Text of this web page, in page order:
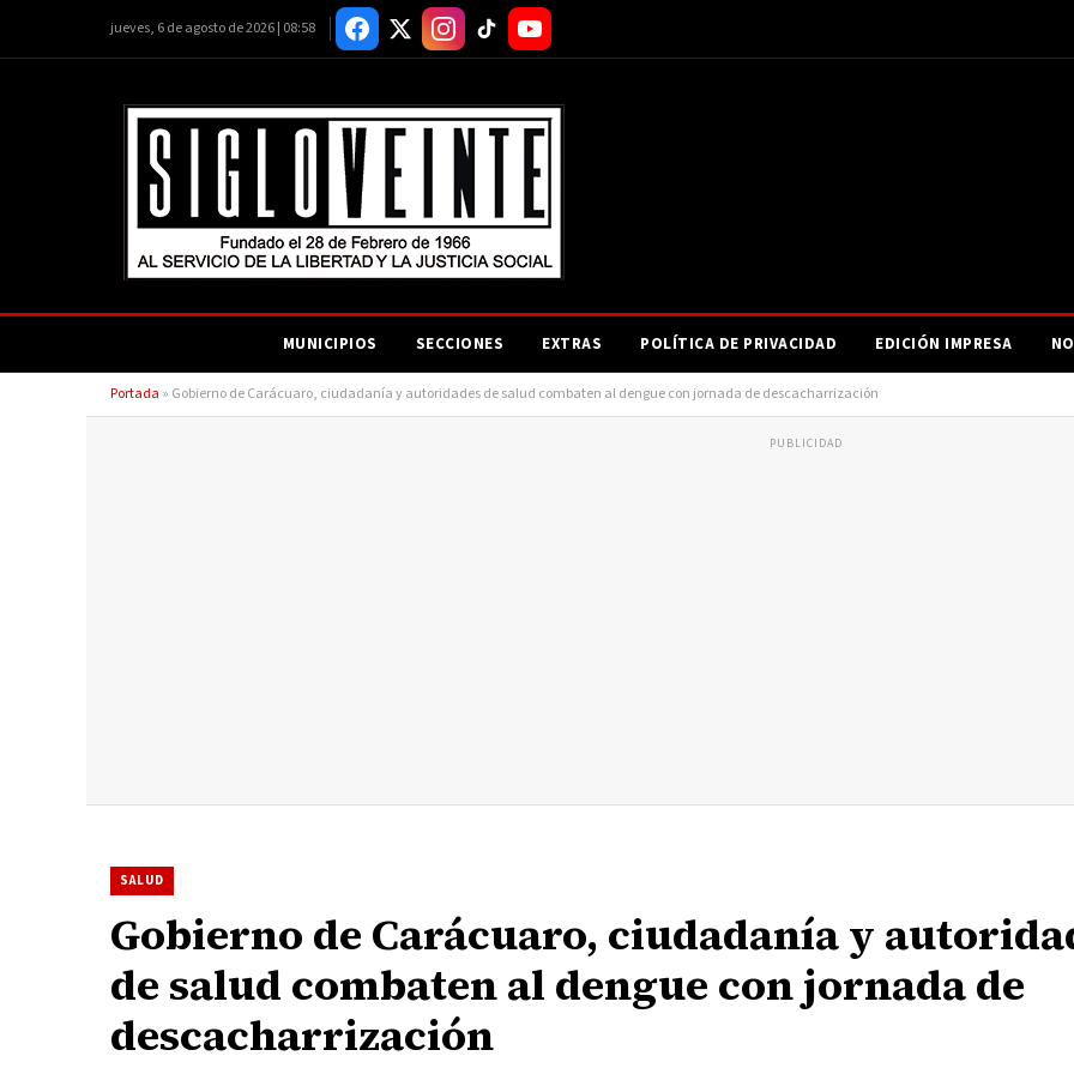
jueves, 6 de agosto de 2026 | 08:58
MUNICIPIOS SECCIONES EXTRAS POLÍTICA DE PRIVACIDAD EDICIÓN IMPRESA
Portada » Gobierno de Carácuaro, ciudadanía y autoridades de salud combaten al dengue con jornada de descacharrización
PUBLICIDAD
SALUD
Gobierno de Carácuaro, ciudadanía y
de salud combaten al dengue con jornada de
descacharrización